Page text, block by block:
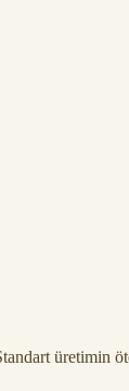
üretimin